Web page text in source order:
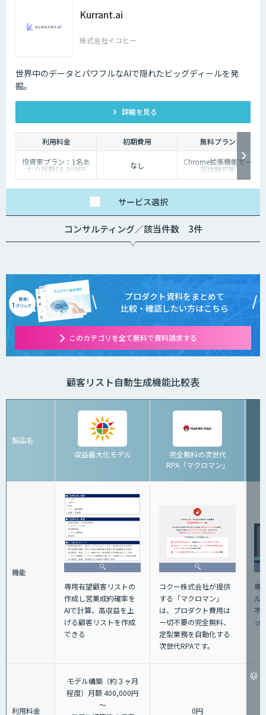
Kurrant.ai
株式会社イコヒー
世界中のデータとパワフルなAIで隠れたビッグディールを発
掘。
詳細を見る
利用料金 初期費用
無料プラン
投資家プラン：1名あ
たり月額50,000円
企業プラン：ご相談く
なし Chrome拡張機能で一
部体験可能
サービス選択
コンサルティング／該当件数 3件
プロダクト資料をまとめて
比較・確認したい方はこちら
このカテゴリを全て無料で資料請求する
顧客リスト自動生成機能比較表
製品名
収益最大化モデル
完全無料の次世代
RPA「マクロマン」
機能
専用有望顧客リストの
作成し営業成約確率を
AIで計算、高収益を上
げる顧客リストを作成
できる
コクー株式会社が提供
する「マクロマン」
は、プロダクト費用は
一切不要の完全無料、
定型業務を自動化する
次世代RPAです。
専
ル
不
ッ
利用料金
モデル構築（約３ヶ月
程度）月額 400,000円
～
0円